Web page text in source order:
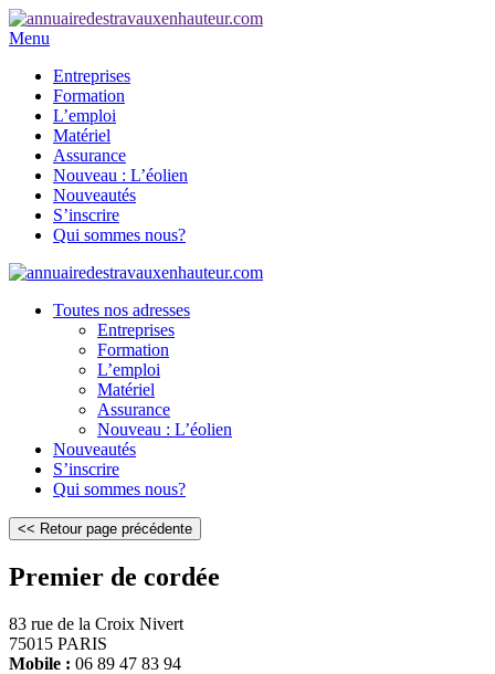
Menu
Entreprises
Formation
L’emploi
Matériel
Assurance
Nouveau : L’éolien
Nouveautés
S’inscrire
Qui sommes nous?
Toutes nos adresses
Entreprises
Formation
L’emploi
Matériel
Assurance
Nouveau : L’éolien
Nouveautés
S’inscrire
Qui sommes nous?
Premier de cordée
83 rue de la Croix Nivert
75015 PARIS
Mobile : 06 89 47 83 94